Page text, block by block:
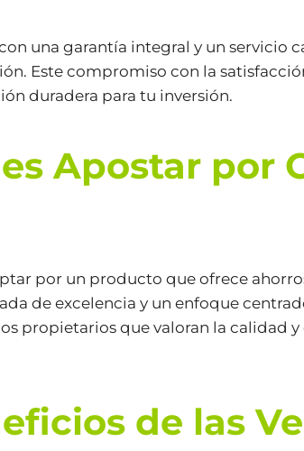
una garantía integral y un
Este compromiso con la
duradera para tu inversión.
Apostar por
por un producto que ofrece
de excelencia y un enfoque
propietarios que valoran la calidad
de las